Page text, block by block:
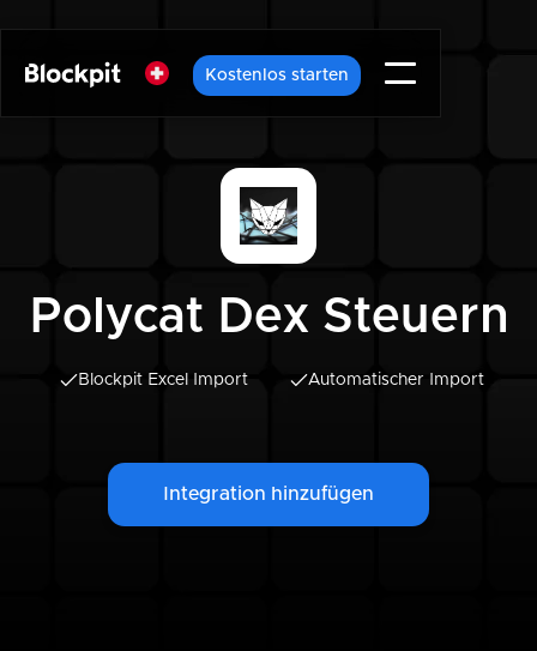
Kostenlos starten
Polycat Dex Steuern
Blockpit Excel Import Automatischer Import
Integration hinzufügen